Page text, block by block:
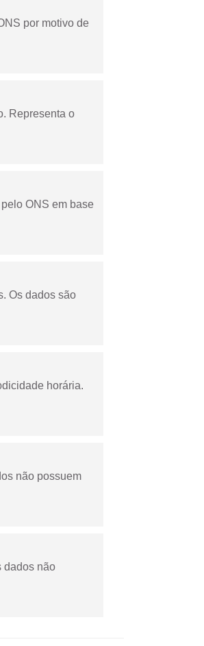
por motivo de
Representa o
ONS em base
Os dados são
horária.
não possuem
dados não